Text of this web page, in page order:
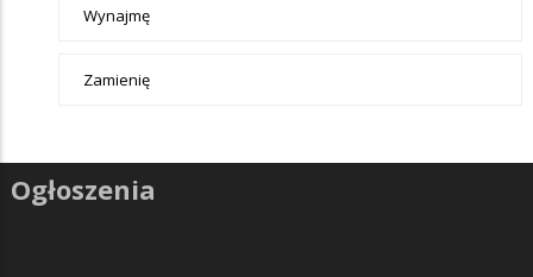
Wynajmę
Zamienię
Ogłoszenia